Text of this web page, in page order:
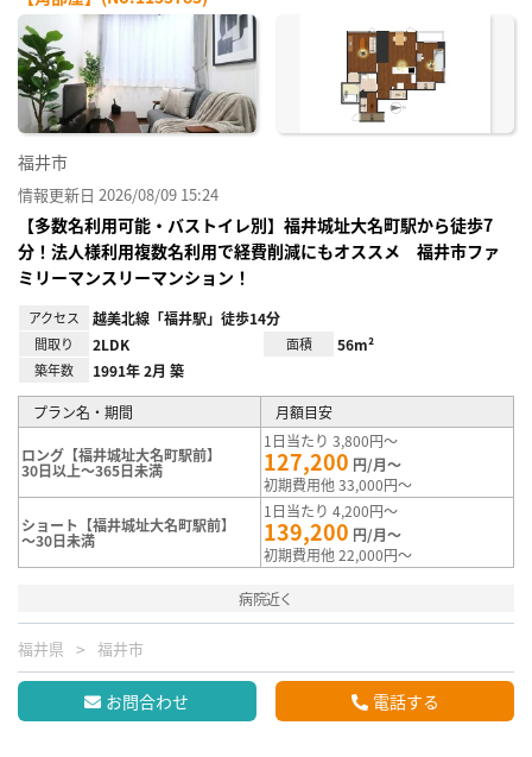
に入
福井市
情報更新日 2026/08/09 15:24
【多数名利用可能・バストイレ別】福井城址大名町駅から徒歩7
分！法人様利用複数名利用で経費削減にもオススメ 福井市ファ
ミリーマンスリーマンション！
アクセス 越美北線「福井駅」徒歩14分
間取り 2LDK 面積 56m²
築年数 1991年 2月 築
プラン名・期間 月額目安
ロング【福井城址大名町駅前】
30日以上～365日未満
1日当たり 3,800円～
127,200 円/月～
初期費用他 33,000円～
ショート【福井城址大名町駅前】
～30日未満
1日当たり 4,200円～
139,200 円/月～
初期費用他 22,000円～
病院近く
福井県 福井市
お問合わせ 電話する